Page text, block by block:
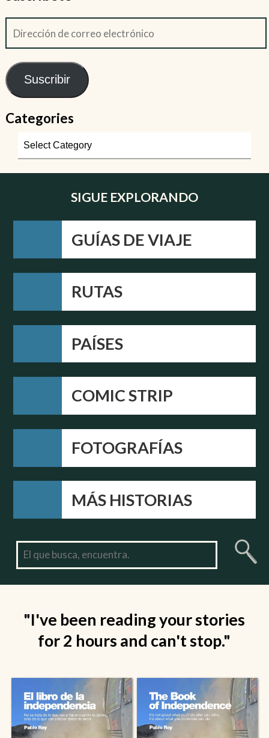
Suscribir
Categories
SIGUE EXPLORANDO
GUÍAS DE VIAJE
RUTAS
PAÍSES
COMIC STRIP
FOTOGRAFÍAS
MÁS HISTORIAS
"I've been reading your stories
for 2 hours and can't stop."